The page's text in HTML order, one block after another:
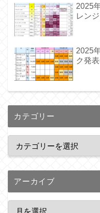
2025
レン
2025
ク発
カテゴリー
アーカイブ